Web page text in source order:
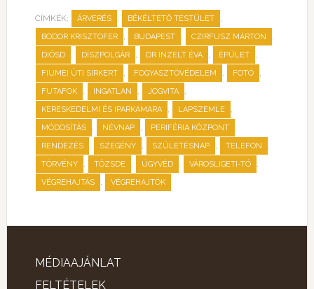
CÍMKÉK: ÁRVERÉS , BÉKÉLTETŐ TESTÜLET ,
BODOR KRISZTOFER , BUDAPEST , CZIRFUSZ MÁRTON ,
DIÓSD , DÍSZPOLGÁR , DR INZELT ÉVA , ÉPÜLET ,
FIUMEI ÚTI SÍRKERT , FOGYASZTÓVÉDELEM , FOTÓ ,
FUTAFOK , INGATLAN , JOGVITA ,
KERESKEDELMI ÉS IPARKAMARA , LAPSZEMLE ,
MÓDOSÍTÁS , NÉVNAP , PERIFÉRIA KÖZPONT ,
RENDEZÉS , SZEGÉNY , SZÜLETÉSNAP , TELEFON ,
TÖRVÉNY , TŐZSDE , ÜGYVÉD , VÁROSLIGETI-TÓ ,
VÉGREHAJTÁS , VÉGREHAJTÓK
MÉDIAAJÁNLAT
FELTÉTELEK